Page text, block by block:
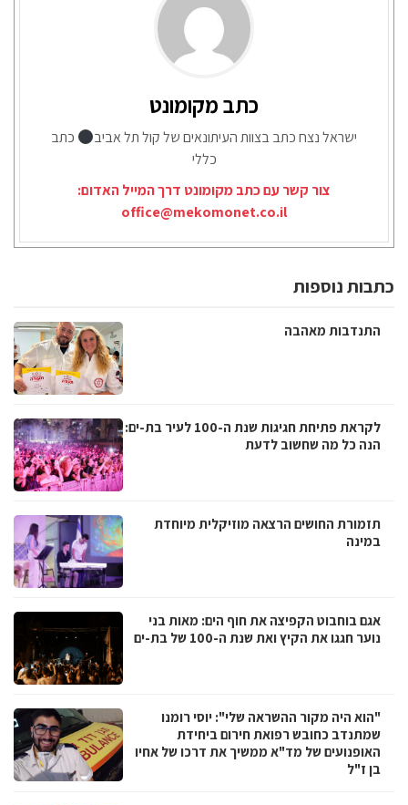
כתב מקומונט
ישראל נצח כתב בצוות העיתונאים של קול תל אביב
כתב
כללי
צור קשר עם כתב מקומונט דרך המייל האדום:
office@mekomonet.co.il
כתבות נוספות
התנדבות מאהבה
לקראת פתיחת חגיגות שנת ה-100 לעיר בת-ים:
הנה כל מה שחשוב לדעת
תזמורת החושים הרצאה מוזיקלית מיוחדת
במינה
אגם בוחבוט הקפיצה את חוף הים: מאות בני
נוער חגגו את הקיץ ואת שנת ה-100 של בת-ים
"הוא היה מקור ההשראה שלי": יוסי רומנו
שמתנדב כחובש רפואת חירום ביחידת
האופנועים של מד"א ממשיך את דרכו של אחיו
בן ז"ל